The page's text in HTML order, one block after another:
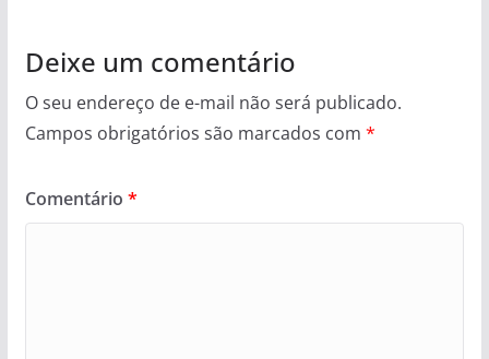
Deixe um comentário
O seu endereço de e-mail não será publicado.
Campos obrigatórios são marcados com *
Comentário *